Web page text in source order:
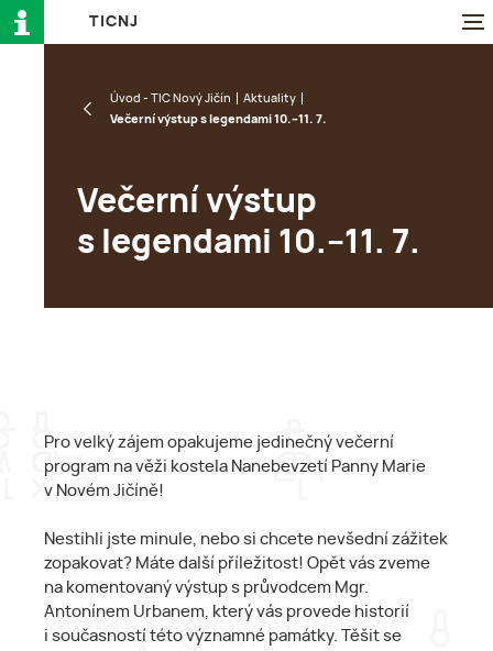
TI CN J
Úvod - TIC Nový Jičín
Aktuality
Večerní výstup s legendami 10.–11. 7.
Večerní výstup
s legendami 10.–11. 7.
Pro velký zájem opakujeme jedinečný večerní
program na věži kostela Nanebevzetí Panny Marie
v Novém Jičíně!
Nestihli jste minule, nebo si chcete nevšední zážitek
zopakovat? Máte další příležitost! Opět vás zveme
na komentovaný výstup s průvodcem Mgr.
Antonínem Urbanem, který vás provede historií
i současností této významné památky. Těšit se